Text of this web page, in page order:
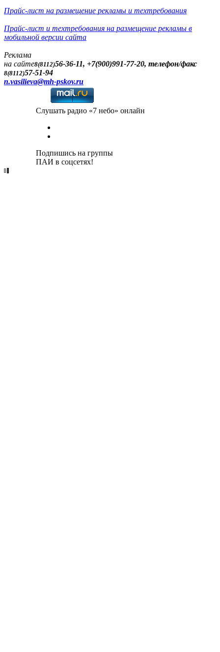
Прайс-лист на размещение рекламы и техтребования
Прайс-лист и техтребования на размещение рекламы в
мобильной версии сайта
Реклама
на сайте8(8112)56-36-11, +7(900)991-77-20, телефон/факс
8(8112)57-51-94
n.vasilieva@mh-pskov.ru
Слушать радио «7 небо» онлайн
Подпишись на группы
ПАИ в соцсетях!